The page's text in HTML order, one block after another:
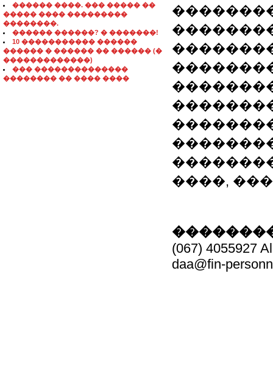
������ ����. ��� ����� ��
����� ���� ���������
��������.
������ ������? � �������!
10 ����������� ������
������ � ������ �� ������ (�
�������������)
��� ��������������
�������� �� ���� ����
����,
(067) 4055927
daa@fin-